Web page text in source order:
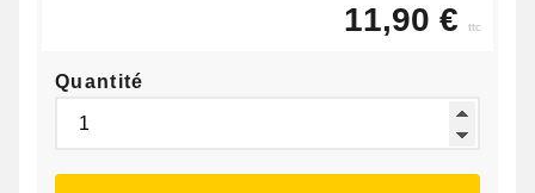
11,90 € ttc
Quantité